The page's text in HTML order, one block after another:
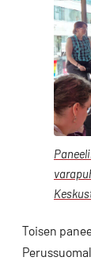
Toisen